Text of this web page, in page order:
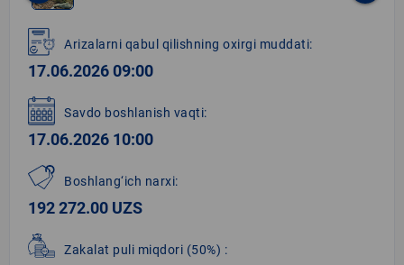
1
of
1
Arizalarni qabul qilishning oxirgi muddati:
17.06.2026 09:00
Savdo boshlanish vaqti:
17.06.2026 10:00
Boshlang‘ich narxi:
192 272.00 UZS
Zakalat puli miqdori (50%) :